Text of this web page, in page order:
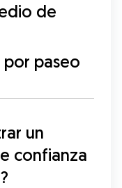
de
por paseo
un
confianza